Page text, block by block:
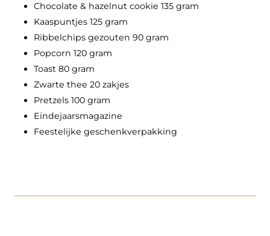
Chocolate & hazelnut cookie 135 gram
Kaaspuntjes 125 gram
Ribbelchips gezouten 90 gram
Popcorn 120 gram
Toast 80 gram
Zwarte thee 20 zakjes
Pretzels 100 gram
Eindejaarsmagazine
Feestelijke geschenkverpakking